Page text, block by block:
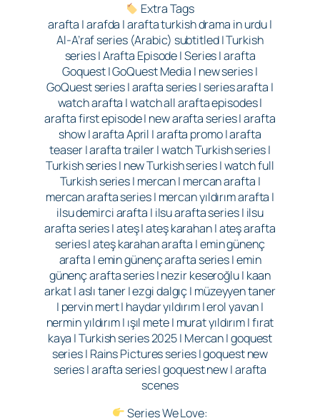
Extra Tags
arafta | arafda | arafta turkish drama in urdu |
Al-A’raf series (Arabic) subtitled | Turkish
series | Arafta Episode | Series | arafta
Goquest | GoQuest Media | new series |
GoQuest series | arafta series | series arafta |
watch arafta | watch all arafta episodes |
arafta first episode | new arafta series | arafta
show | arafta April | arafta promo | arafta
teaser | arafta trailer | watch Turkish series |
Turkish series | new Turkish series | watch full
Turkish series | mercan | mercan arafta |
mercan arafta series | mercan yıldırım arafta |
ilsu demirci arafta | ilsu arafta series | ilsu
arafta series | ateş | ateş karahan | ateş arafta
series | ateş karahan arafta | emin günenç
arafta | emin günenç arafta series | emin
günenç arafta series | nezir keseroğlu | kaan
arkat | aslı taner | ezgi dalgıç | müzeyyen taner
| pervin mert | haydar yıldırım | erol yavan |
nermin yıldırım | ışıl mete | murat yıldırım | fırat
kaya | Turkish series 2025 | Mercan | goquest
series | Rains Pictures series | goquest new
series | arafta series | goquest new | arafta
scenes
Series We Love: